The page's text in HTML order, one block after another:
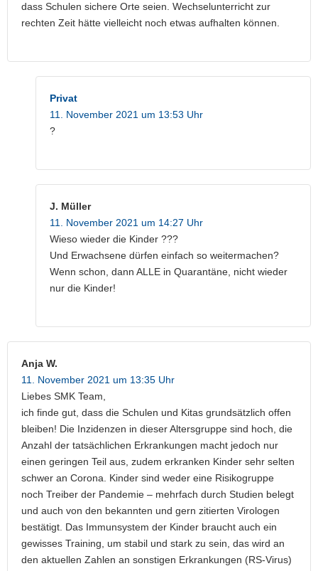
dass Schulen sichere Orte seien. Wechselunterricht zur
rechten Zeit hätte vielleicht noch etwas aufhalten können.
Privat
11. November 2021 um 13:53 Uhr
?
J. Müller
11. November 2021 um 14:27 Uhr
Wieso wieder die Kinder ???
Und Erwachsene dürfen einfach so weitermachen?
Wenn schon, dann ALLE in Quarantäne, nicht wieder
nur die Kinder!
Anja W.
11. November 2021 um 13:35 Uhr
Liebes SMK Team,
ich finde gut, dass die Schulen und Kitas grundsätzlich offen
bleiben! Die Inzidenzen in dieser Altersgruppe sind hoch, die
Anzahl der tatsächlichen Erkrankungen macht jedoch nur
einen geringen Teil aus, zudem erkranken Kinder sehr selten
schwer an Corona. Kinder sind weder eine Risikogruppe
noch Treiber der Pandemie – mehrfach durch Studien belegt
und auch von den bekannten und gern zitierten Virologen
bestätigt. Das Immunsystem der Kinder braucht auch ein
gewisses Training, um stabil und stark zu sein, das wird an
den aktuellen Zahlen an sonstigen Erkrankungen (RS-Virus)